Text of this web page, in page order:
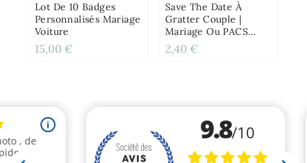
Lot De 10 Badges
Personnalisés Mariage
Voiture
15,00 €
Save The Date À
Gratter Couple |
Mariage Ou PACS
Personnalisée Cœur
2,40 €